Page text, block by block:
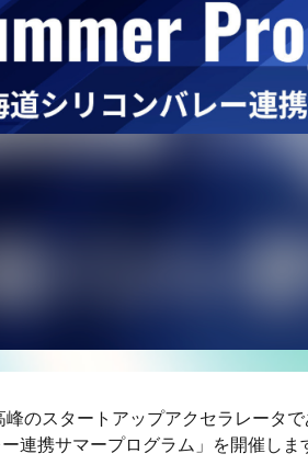
のスタートアップアクセラレータ
連携サマープログラム」を開催しま